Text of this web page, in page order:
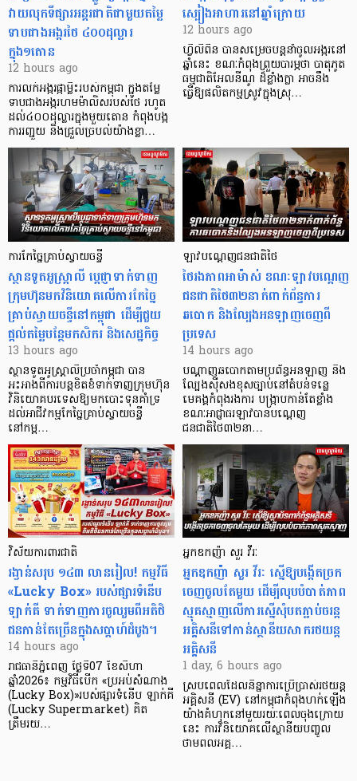
វាយលុកទីផ្សារអន្តរជាតិជាមួយតម្លៃ
ទាបជាងអង្ករថៃ ៤០០ដុល្លារ
ក្នុង១តោន
12 hours ago
ការលក់អង្ករផ្កាម្លិះរបស់កម្ពុជា ក្នុងតម្លៃ
ទាបជាងអង្ករហមម៉ាលិសរបស់ថៃ រហូត
ដល់៤០០ដុល្លារក្នុងមួយតោន កំពុងបង្ក
ការរញ្ជួយ និងជ្រួលច្របល់យ៉ាងខ្លា…
ស្បៀងអាហារនៅឆ្នាំក្រោយ
12 hours ago
ហ្វីលីពីន បាន​សម្រេចបន្តនាំចូលអង្ករនៅ
ឆ្នាំនេះ ខណៈកំពុងព្រួយបារម្ភថា បាតុភូត
ធម្មជាតិអែលនីណូ ដ៏ខ្លាំងក្លា​ អាចនឹង
ធ្វើឱ្យផលិតកម្មស្រូវក្នុងស្រុ…
ការកែច្នៃគ្រាប់ស្វាយចន្ទី
ស្ថានទូតអូស្ត្រាលី ប្តេជ្ញាទាក់ទាញ
ក្រុមហ៊ុនមក​វិនិយោគលើការកែច្នៃ
គ្រាប់ស្វាយចន្ទីនៅកម្ពុជា ដើម្បីជួយ
ផ្តល់តម្លៃបន្ថែមកសិករ និងសេដ្ឋកិច្ច
13 hours ago
ស្ថានទូតអូស្ត្រាលីប្រចាំកម្ពុជា បាន
អះអាងពីការបន្តខិតខំទាក់ទាញក្រុមហ៊ុន
វិនិយោគបរទេសឱ្យមកបោះទុនគាំទ្រ
ដល់អាជីវកម្មកែច្នៃគ្រាប់ស្វាយចន្ទី
នៅកម្ព…
ឡាវបណ្តេញជនជាតិថៃ
ថៃរងភាពអាម៉ាស់ ខណៈឡាវបណ្តេញ
ជនជាតិថៃ៣២នាក់ពាក់ព័ន្ធការ
ឆបោក និងល្បែងអនឡាញចេញពី
ប្រទេស
14 hours ago
បណ្តាញឆបោកតាមប្រព័ន្ធអនឡាញ និង
ល្បែងស៊ីសងខុសច្បាប់នៅតំបន់ទន្លេ
មេគង្គកំពុងរងការ បង្ក្រាប​កាន់តែខ្លាំង
ខណៈអាជ្ញាធរឡាវបានបណ្តេញ
ជនជាតិថៃ៣២នា…
វិស័យការពារជាតិ
រង្វាន់សរុប ១៤៣ លានរៀល! កម្មវិធី
«Lucky Box» របស់ផ្សារទំនើប
ឡាក់គី ទាក់ទាញការចូលរួមពីអតិថិ
ជនកាន់តែច្រើនក្នុងសប្តាហ៍ដំបូង។
14 hours ago
រាជធានីភ្នំពេញ ថ្ងៃទី07 ខែសីហា
ឆ្នាំ2026៖ កម្មវិធីបើក «ប្រអប់សំណាង
(Lucky Box)»របស់ផ្សារទំនើប ឡាក់គី
(Lucky Supermarket) គិត
ត្រឹមរយ…
អ្នកឧកញ៉ា សួរ វីរៈ
អ្នកឧកញ៉ា សួរ វីរៈ ស្នើឱ្យបង្កើតច្រក
ចេញចូលតែមួយ ដើម្បីលុបបំបាត់ភាព
ស្មុគស្មាញលើការស្នើសុំបតភ្ជាប់ចរន្ត
អគ្គិសនីទៅកាន់ស្ថានីយសាករថយន្ត
អគ្គិសនី
1 day, 6 hours ago
ស្របពេលដែលនិន្នាការប្រើប្រាស់រថយន្ត
អគ្គិសនី (EV) នៅកម្ពុជាកំពុងហក់ឡើង
យ៉ាងគំហុកនៅមួយរយៈពេលចុងក្រោយ
នេះ ការវិនិយោគលើស្ថានីយបញ្ចូល
ថាមពលអគ្គ…